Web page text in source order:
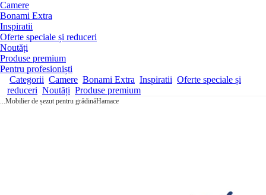
Camere
Bonami Extra
Inspiratii
Oferte speciale și reduceri
Noutăți
Produse premium
Pentru profesioniști
Categorii Camere Bonami Extra Inspiratii Oferte speciale și
reduceri Noutăți Produse premium
...Mobilier de șezut pentru grădinăHamace